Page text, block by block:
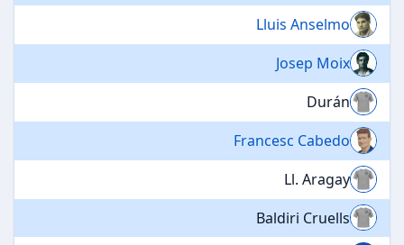
Lluis Anselmo
Josep Moix
Durán
Francesc Cabedo
Ll. Aragay
Baldiri Cruells